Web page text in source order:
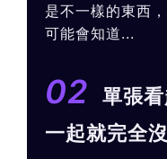
是不一樣的東西
可能會知道...
02
單張
一起就完全